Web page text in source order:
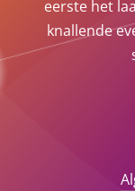
eerste het
knallende